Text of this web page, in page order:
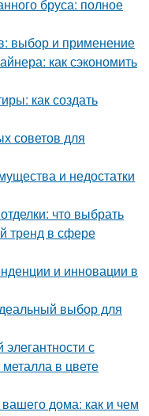
бруса: полное
выбор и применение
как сэкономить
как создать
советов для
и недостатки
что выбрать
тренд в сфере
и инновации в
выбор для
с
в цвете
вашего дома: как и чем